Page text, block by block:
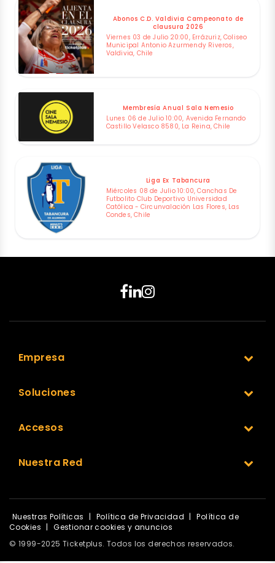
Abonos C.D. Valdivia Campeonato de
clausura 2026
Viernes 03 de Julio 20:00, Errázuriz, Coliseo
Municipal Antonio Azurmendy Riveros,
Valdivia, Chile
Membresía Anual Sala Nemesio
Lunes 06 de Julio 10:00, Avenida Fernando
Castillo Velasco 8580, La Reina, Chile
Liga Ex Tabancura
Miércoles 08 de Julio 10:00, Canchas De
Futbolito Club Deportivo Universidad
Católica - Circunvalación Las Flores, Las
Condes, Chile
Empresa
Soluciones
Accesos
Nuestra Red
Nuestras Políticas | Política de Privacidad |
Política de
Cookies |
Gestionar cookies y anuncios
© 1999-2025 Ticketplus. Todos los derechos reservados.